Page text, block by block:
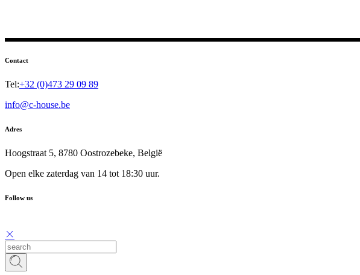
Contact
Tel:+32 (0)473 29 09 89
info@c-house.be
Adres
Hoogstraat 5, 8780 Oostrozebeke, België
Open elke zaterdag van 14 tot 18:30 uur.
Follow us